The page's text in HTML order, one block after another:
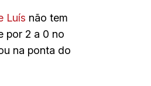
Luís não tem
por 2 a 0 no
na ponta do